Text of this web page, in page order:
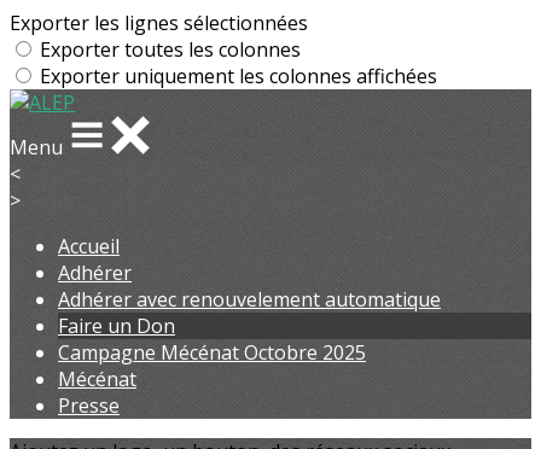
Exporter les lignes sélectionnées
Exporter toutes les colonnes
Exporter uniquement les colonnes affichées
Menu
<
>
Accueil
Adhérer
Adhérer avec renouvelement automatique
Faire un Don
Campagne Mécénat Octobre 2025
Mécénat
Presse